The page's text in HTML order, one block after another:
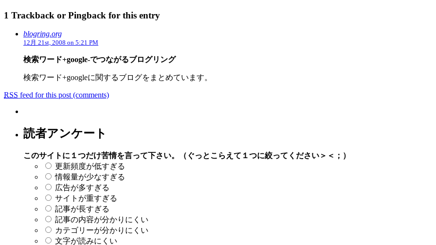
1 Trackback or Pingback for this entry
blogring.org
12月 21st, 2008 on 5:21 PM
検索ワード+google-でつながるブログリング
検索ワード+googleに関するブログをまとめています。
RSS feed for this post (comments)
読者アンケート
このサイトに１つだけ苦情を言って下さい。（ぐっとこらえて１つに絞ってください＞＜；）
更新頻度が低すぎる
情報量が少なすぎる
広告が多すぎる
サイトが重すぎる
記事が長すぎる
記事の内容が分かりにくい
カテゴリーが分かりにくい
文字が読みにくい